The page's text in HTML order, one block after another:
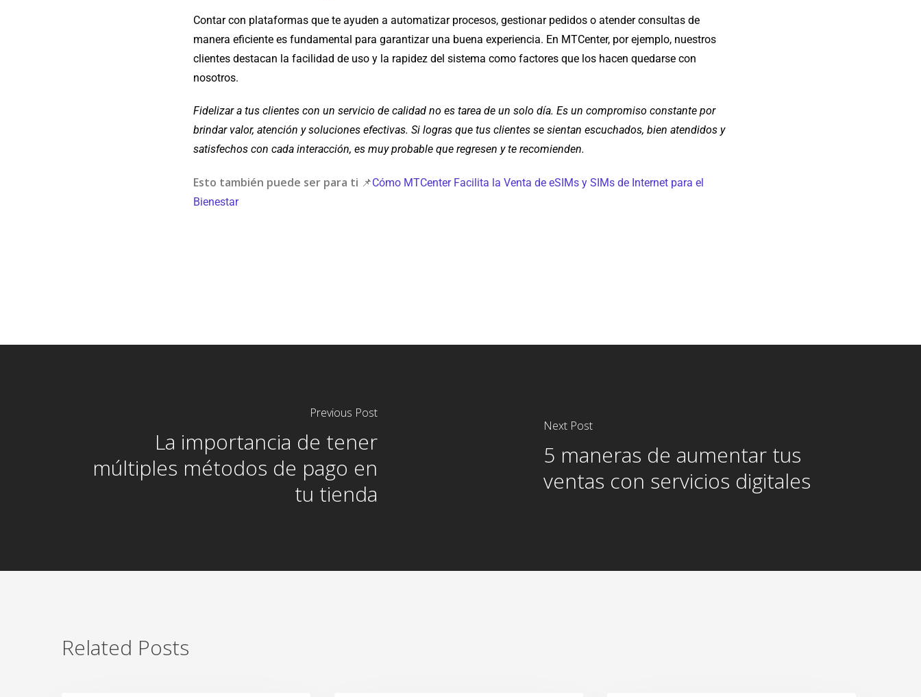
Contar con plataformas que te ayuden a automatizar procesos, gestionar pedidos o atender consultas de
manera eficiente es fundamental para garantizar una buena experiencia. En MTCenter, por ejemplo, nuestros
clientes destacan la facilidad de uso y la rapidez del sistema como factores que los hacen quedarse con
nosotros.
Fidelizar a tus clientes con un servicio de calidad no es tarea de un solo día. Es un compromiso constante por
brindar valor, atención y soluciones efectivas. Si logras que tus clientes se sientan escuchados, bien atendidos y
satisfechos con cada interacción, es muy probable que regresen y te recomienden.
Esto también puede ser para ti 📌Cómo MTCenter Facilita la Venta de eSIMs y SIMs de Internet para el
Bienestar
Previous Post
La importancia de tener
múltiples métodos de pago en
tu tienda
Next Post
5 maneras de aumentar tus
ventas con servicios digitales
Related Posts